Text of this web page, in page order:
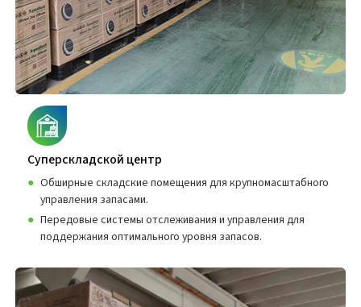
Суперскладской центр
Обширные складские помещения для крупномасштабного
управления запасами.
Передовые системы отслеживания и управления для
поддержания оптимального уровня запасов.